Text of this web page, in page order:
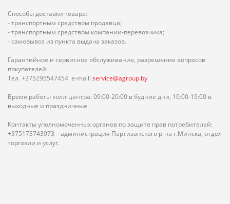
Способы доставки товара:
- транспортным средством продавца;
- транспортным средством компании-перевозчика;
- самовывоз из пункта выдача заказов.
Гарантийное и сервисное обслуживание, разрешение вопросов
покупателей:
Тел. +375295547454 e-mail: service@agroup.by
Время работы колл-центра: 09:00-20:00 в будние дни, 10:00-19:00 в
выходные и праздничные.
Контакты уполномоченных органов по защите прав потребителей:
+375173743973 – администрация Партизанского р-на г.Минска, отдел
торговли и услуг.